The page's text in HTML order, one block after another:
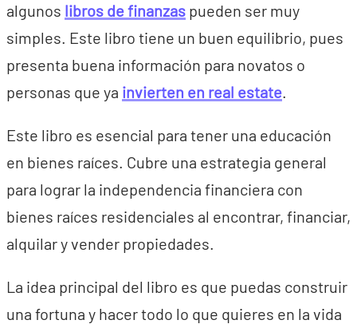
algunos libros de finanzas pueden ser muy
simples. Este libro tiene un buen equilibrio, pues
presenta buena información para novatos o
personas que ya invierten en real estate.
Este libro es esencial para tener una educación
en bienes raíces. Cubre una estrategia general
para lograr la independencia financiera con
bienes raíces residenciales al encontrar, financiar,
alquilar y vender propiedades.
La idea principal del libro es que puedas construir
una fortuna y hacer todo lo que quieres en la vida